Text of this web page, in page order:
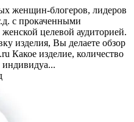
женщин-блогеров, лидеров
с прокаченными
целевой аудиторией.
изделия, Вы делаете обзор
Какое изделие, количество
индивидуа...